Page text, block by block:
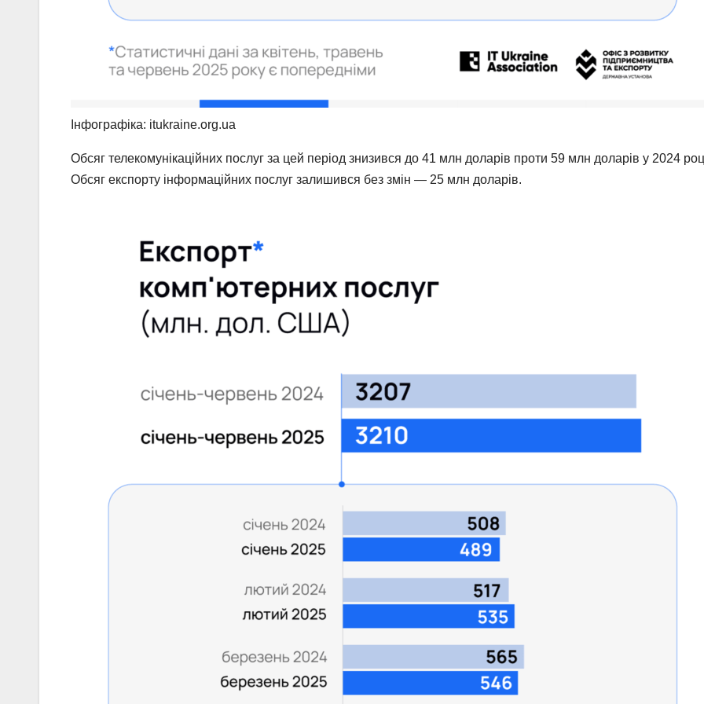
Інфографіка: itukraine.org.ua
Обсяг телекомунікаційних послуг за цей період знизився до 41 млн доларів проти 59 млн доларів у 2024
Обсяг експорту інформаційних послуг залишився без змін — 25 млн доларів.